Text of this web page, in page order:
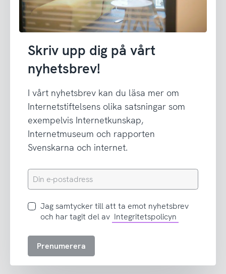
Skriv upp dig på vårt
nyhetsbrev!
I vårt nyhetsbrev kan du läsa mer om
Internetstiftelsens olika satsningar som
exempelvis Internetkunskap,
Internetmuseum och rapporten
Svenskarna och internet.
Din
e-
Jag
samtycker
att
Jag samtycker till att ta emot nyhetsbrev
och har tagit del av Integritetspolicyn
Prenumerera